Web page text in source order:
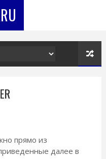
прямо из
далее в